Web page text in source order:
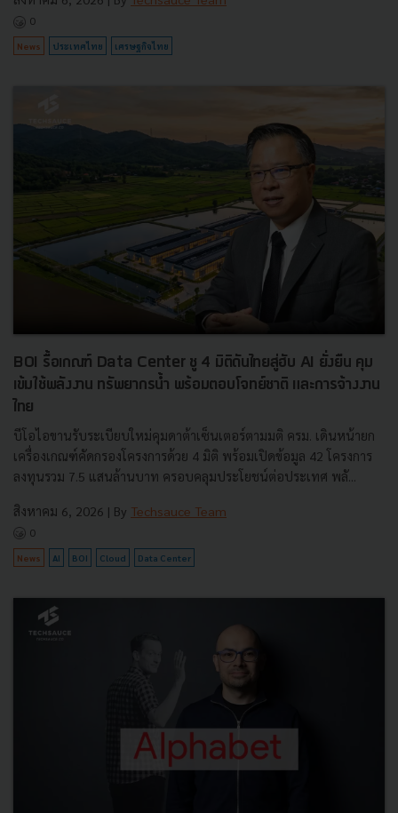
0
News ประเทศไทย เศรษฐกิจไทย
BOI รื้อเกณฑ์ Data Center ชู 4 มิติดันไทยสู่ฮับ AI ยั่งยืน คุม
เข้มใช้พลังงาน ทรัพยากรน้ำ พร้อมตอบโจทย์ชาติ และการจ้างงาน
ไทย
บีโอไอขานรับระเบียบใหม่คุมดาต้าเซ็นเตอร์ตามมติ ครม. เดินหน้ายก
เครื่องเกณฑ์คัดกรองโครงการด้วย 4 มิติ พร้อมเปิดข้อมูล 42 โครงการ
ลงทุนรวม 7.5 แสนล้านบาท ครอบคลุมประโยชน์ต่อประเทศ พลั...
สิงหาคม 6, 2026 | By Techsauce Team
0
News AI BOI Cloud Data Center